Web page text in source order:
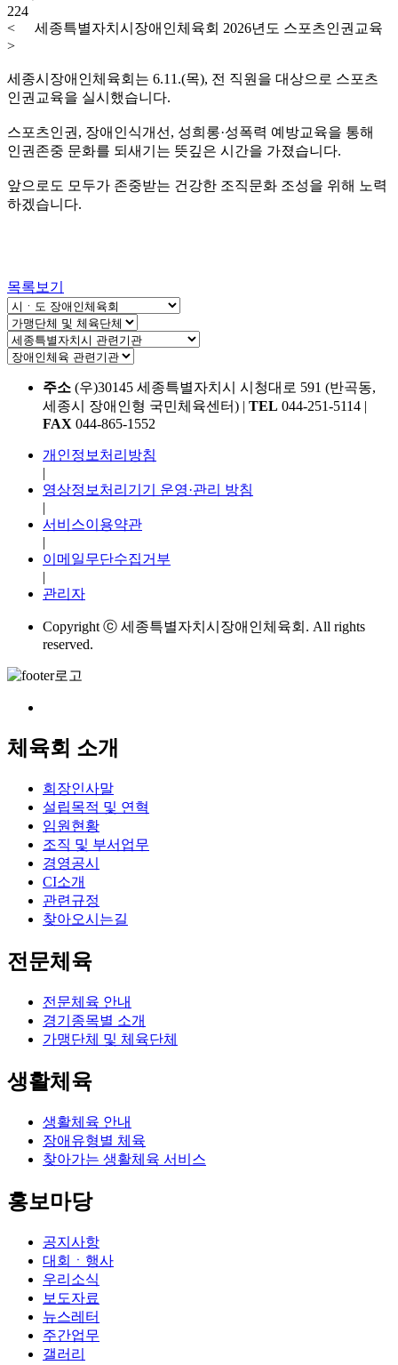
224
<
세종특별자치시장애인체육회 2026년도 스포츠인권교육
>
세종시장애인체육회는 6.11.(목), 전 직원을 대상으로 스포츠
인권교육을 실시했습니다.
스포츠인권, 장애인식개선, 성희롱·성폭력 예방교육을 통해
인권존중 문화를 되새기는 뜻깊은 시간을 가졌습니다.
앞으로도 모두가 존중받는 건강한 조직문화 조성을 위해 노력
하겠습니다.
목록보기
주소 (우)30145 세종특별자치시 시청대로 591 (반곡동,
세종시 장애인형 국민체육센터) | TEL 044-251-5114 |
FAX 044-865-1552
개인정보처리방침
|
영상정보처리기기 운영·관리 방침
|
서비스이용약관
|
이메일무단수집거부
|
관리자
Copyright ⓒ 세종특별자치시장애인체육회. All rights
reserved.
체육회 소개
회장인사말
설립목적 및 연혁
임원현황
조직 및 부서업무
경영공시
CI소개
관련규정
찾아오시는길
전문체육
전문체육 안내
경기종목별 소개
가맹단체 및 체육단체
생활체육
생활체육 안내
장애유형별 체육
찾아가는 생활체육 서비스
홍보마당
공지사항
대회ㆍ행사
우리소식
보도자료
뉴스레터
주간업무
갤러리